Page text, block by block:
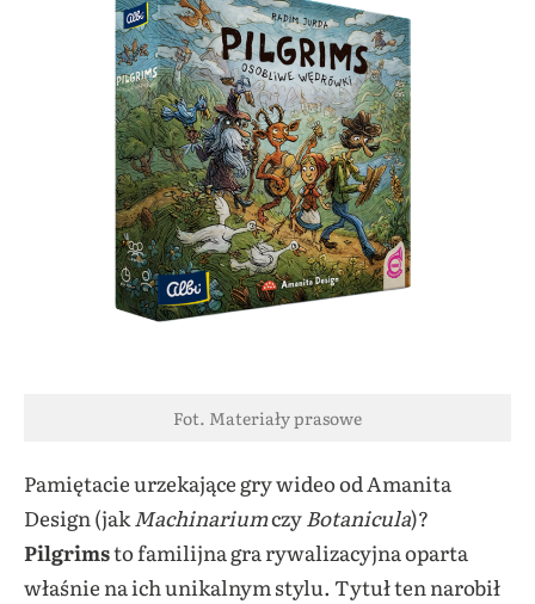
Fot. Materiały prasowe
Pamiętacie urzekające gry wideo od Amanita
Design (jak Machinariumczy Botanicula)?
Pilgrimsto familijna gra rywalizacyjna oparta
właśnie na ich unikalnym stylu. Tytuł ten narobił